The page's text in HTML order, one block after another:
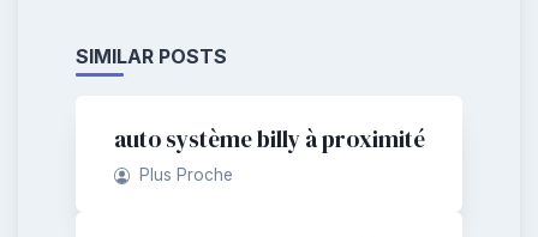
SIMILAR POSTS
auto système billy à proximité
Plus Proche